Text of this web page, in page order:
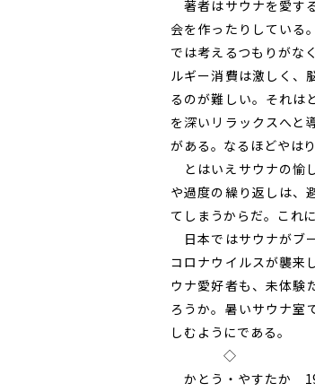
著者はサウナを愛す
会を作ったりしている
では考えるつもりがな
ルギー消費は激しく、
るのが難しい。それは
を深いリラックスへと
がある。なるほどやは
とはいえサウナの愉
や過度の繰り返しは、
てしまうからだ。これ
日本ではサウナがブ
コロナウイルスが襲来
ウナ愛好者も、未体験
ろうか。暑いサウナ室
しむようにである。
◇
かとう・やすたか